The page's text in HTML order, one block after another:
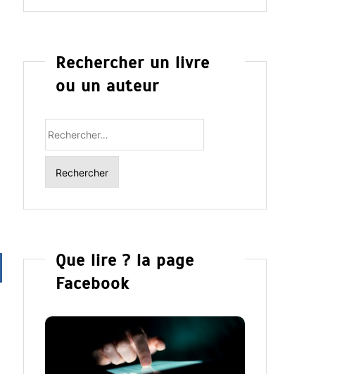
Rechercher un livre
ou un auteur
Que lire ? la page
Facebook